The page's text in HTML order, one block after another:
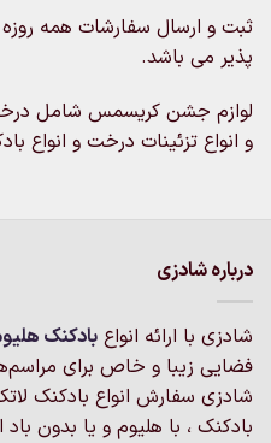
پذیر می باشد.
لوازم جشن کریسمس شامل
و انواع تزئینات درخت و انواع
درباره شادزی
شادزی با ارائه انواع بادکنک‌
فضایی زیبا و خاص برای
شادزی سفارش انواع بادکنک
بادکنک ، با هلیوم و یا بدون